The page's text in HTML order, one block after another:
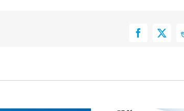
Facebook
X